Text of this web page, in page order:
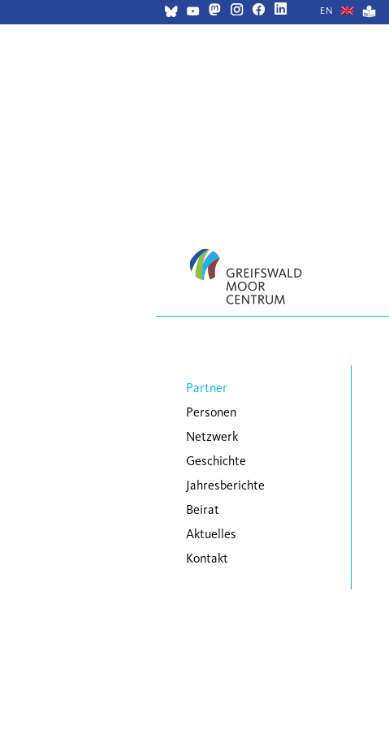
EN
Navigation
überspringen
Navigation überspringen
Partner
Personen
Netzwerk
Geschichte
Jahresberichte
Beirat
Aktuelles
Kontakt